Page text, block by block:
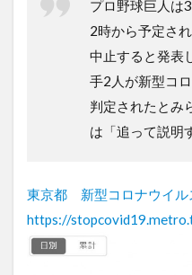
プロ野球巨人は
2時から予定さ
中止すると発表
手2人が新型コ
判定されたとみ
は「追って説明
東京都 新型コロナウイル
https://